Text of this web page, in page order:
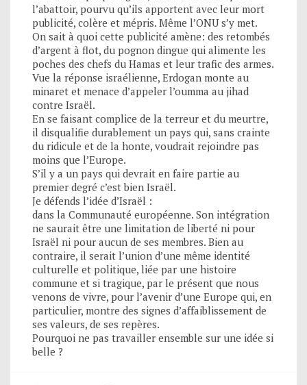
l’abattoir, pourvu qu’ils apportent avec leur mort
publicité, colère et mépris. Même l’ONU s’y met.
On sait à quoi cette publicité amène: des retombés
d’argent à flot, du pognon dingue qui alimente les
poches des chefs du Hamas et leur trafic des armes.
Vue la réponse israélienne, Erdogan monte au
minaret et menace d’appeler l’oumma au jihad
contre Israël.
En se faisant complice de la terreur et du meurtre,
il disqualifie durablement un pays qui, sans crainte
du ridicule et de la honte, voudrait rejoindre pas
moins que l’Europe.
S’il y a un pays qui devrait en faire partie au
premier degré c’est bien Israël.
Je défends l’idée d’Israël :
dans la Communauté européenne. Son intégration
ne saurait être une limitation de liberté ni pour
Israël ni pour aucun de ses membres. Bien au
contraire, il serait l’union d’une même identité
culturelle et politique, liée par une histoire
commune et si tragique, par le présent que nous
venons de vivre, pour l’avenir d’une Europe qui, en
particulier, montre des signes d’affaiblissement de
ses valeurs, de ses repères.
Pourquoi ne pas travailler ensemble sur une idée si
belle ?